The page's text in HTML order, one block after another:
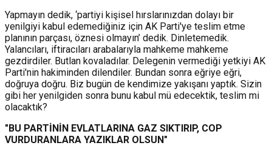
Yapmayın dedik, ‘partiyi kişisel hırslarınızdan dolayı bir
yenilgiyi kabul edemediğiniz için AK Parti'ye teslim etme
planının parçası, öznesi olmayın’ dedik. Dinletemedik.
Yalancıları, iftiracıları arabalarıyla mahkeme mahkeme
gezdirdiler. Butlan kovaladılar. Delegenin vermediği yetkiyi AK
Parti'nin hakiminden dilendiler. Bundan sonra eğriye eğri,
doğruya doğru. Biz bugün de kendimize yakışanı yaptık. Sizin
gibi her yenilgiden sonra bunu kabul mü edecektik, teslim mi
olacaktık?
"BU PARTİNİN EVLATLARINA GAZ SIKTIRIP, COP
VURDURANLARA YAZIKLAR OLSUN"